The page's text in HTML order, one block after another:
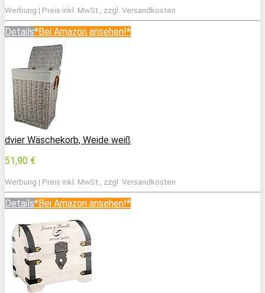
Werbung | Preis inkl. MwSt., zzgl. Versandkosten
Details*Bei Amazon ansehen!*
dvier Wäschekorb, Weide weiß
51,90 €
Werbung | Preis inkl. MwSt., zzgl. Versandkosten
Details*Bei Amazon ansehen!*